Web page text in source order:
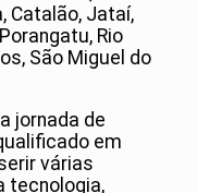
Catalão, Jataí,
Rio
São Miguel do
jornada de
em
várias
tecnologia,